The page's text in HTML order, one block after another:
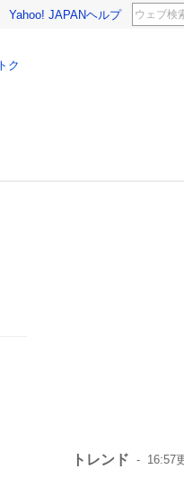
Yahoo! JAPANヘルプ
ク
トレンド 16:57